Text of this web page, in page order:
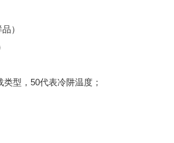
）
型，50代表冷阱温度；